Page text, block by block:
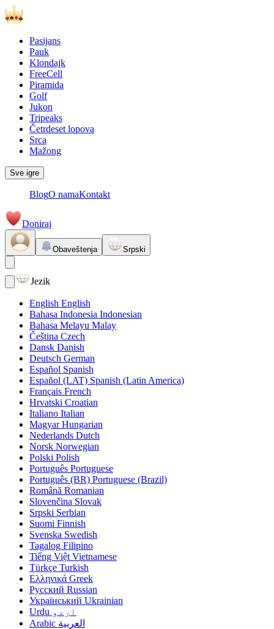
Pasijans
Pauk
Klondajk
FreeCell
Piramida
Golf
Jukon
Tripeaks
Četrdeset lopova
Srca
Mažong
Sve igre
BlogO namaKontakt
Doniraj
Obaveštenja Srpski
Jezik
English English
Bahasa Indonesia Indonesian
Bahasa Melayu Malay
Čeština Czech
Dansk Danish
Deutsch German
Español Spanish
Español (LAT) Spanish (Latin America)
Français French
Hrvatski Croatian
Italiano Italian
Magyar Hungarian
Nederlands Dutch
Norsk Norwegian
Polski Polish
Português Portuguese
Português (BR) Portuguese (Brazil)
Română Romanian
Slovenčina Slovak
Srpski Serbian
Suomi Finnish
Svenska Swedish
Tagalog Filipino
Tiếng Việt Vietnamese
Türkçe Turkish
Ελληνικά Greek
Русский Russian
Український Ukrainian
اردو Urdu
العربية Arabic